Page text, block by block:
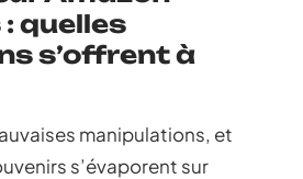
quelles
s’offrent à
manipulations, et
s’évaporent sur